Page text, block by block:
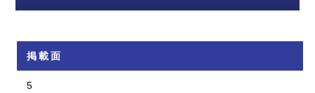
掲載面
5